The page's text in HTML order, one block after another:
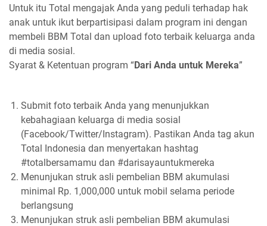
Untuk itu Total mengajak Anda yang peduli terhadap hak
anak untuk ikut berpartisipasi dalam program ini dengan
membeli BBM Total dan upload foto terbaik keluarga anda
di media sosial.
Syarat & Ketentuan program “Dari Anda untuk Mereka”
Submit foto terbaik Anda yang menunjukkan
kebahagiaan keluarga di media sosial
(Facebook/Twitter/Instagram). Pastikan Anda tag akun
Total Indonesia dan menyertakan hashtag
#totalbersamamu dan #darisayauntukmereka
Menunjukan struk asli pembelian BBM akumulasi
minimal Rp. 1,000,000 untuk mobil selama periode
berlangsung
Menunjukan struk asli pembelian BBM akumulasi